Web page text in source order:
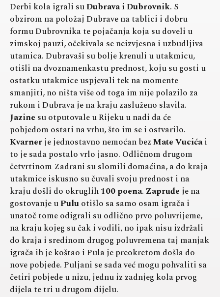
Derbi kola igrali suDubrava i Dubrovnik. S
obzirom na položaj Dubrave na tablici i dobru
formu Dubrovnika te pojačanja koja su doveli u
zimskoj pauzi, očekivala se neizvjesna i uzbudljiva
utamica. Dubravaši su bolje krenuli u utakmicu,
otišli na dvoznamenkastu prednost, koju su gosti u
ostatku utakmice uspjevali tek na momente
smanjiti, no ništa više od toga im nije polazilo za
rukom i Dubrava je na kraju zasluženo slavila.
Jazine su otputovale u Rijeku u nadi da će
pobjedom ostati na vrhu, što im se i ostvarilo.
Kvarnerje jednostavno nemoćan bezMate Vucićai
to je sada postalo vrlo jasno. Odličnom drugom
četvrtinom Zadrani su slomili domaćina, a do kraja
utakmice iskusno su čuvali svoju prednost i na
kraju došli do okruglih100 poena. Zapruđe je na
gostovanje uPuluotišlo sa samo osam igrača i
unatoč tome odigrali su odlično prvo poluvrijeme,
na kraju kojeg su čak i vodili, no ipak nisu izdržali
do kraja i sredinom drugog poluvremena taj manjak
igrača ih je koštao i Pula je preokretom došla do
nove pobjede. Puljani se sada već mogu pohvaliti sa
četiri pobjede u nizu, jednu iz zadnjeg kola prvog
dijela te tri u drugom dijelu.